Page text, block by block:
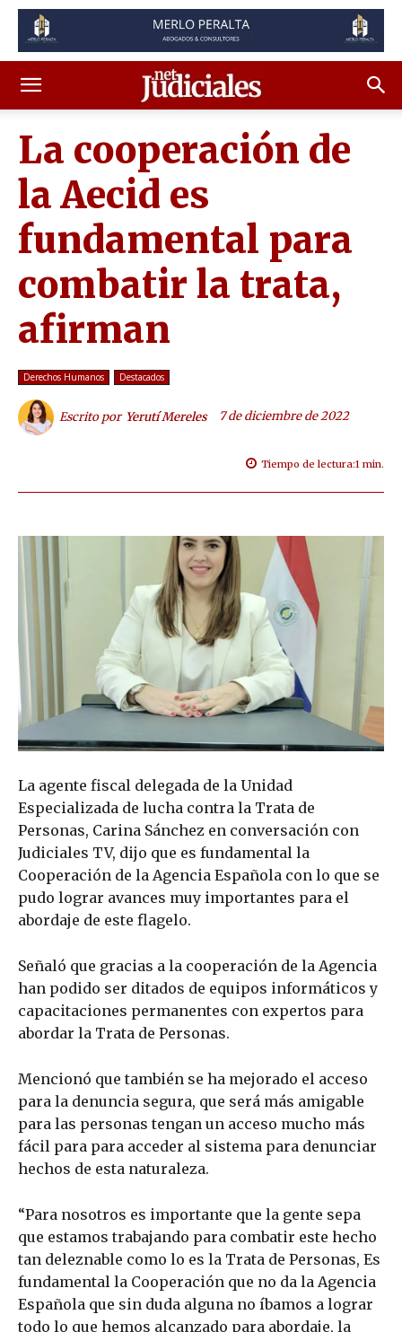
La cooperación de
la Aecid es
fundamental para
combatir la trata,
afirman
Derechos Humanos Destacados
Escrito por Yerutí Mereles 7 de diciembre de 2022
Tiempo de lectura:1 min.
La agente fiscal delegada de la Unidad
Especializada de lucha contra la Trata de
Personas, Carina Sánchez en conversación con
Judiciales TV, dijo que es fundamental la
Cooperación de la Agencia Española con lo que se
pudo lograr avances muy importantes para el
abordaje de este flagelo.
Señaló que gracias a la cooperación de la Agencia
han podido ser ditados de equipos informáticos y
capacitaciones permanentes con expertos para
abordar la Trata de Personas.
Mencionó que también se ha mejorado el acceso
para la denuncia segura, que será más amigable
para las personas tengan un acceso mucho más
fácil para para acceder al sistema para denunciar
hechos de esta naturaleza.
“Para nosotros es importante que la gente sepa
que estamos trabajando para combatir este hecho
tan deleznable como lo es la Trata de Personas, Es
fundamental la Cooperación que no da la Agencia
Española que sin duda alguna no íbamos a lograr
todo lo que hemos alcanzado para abordaje, la